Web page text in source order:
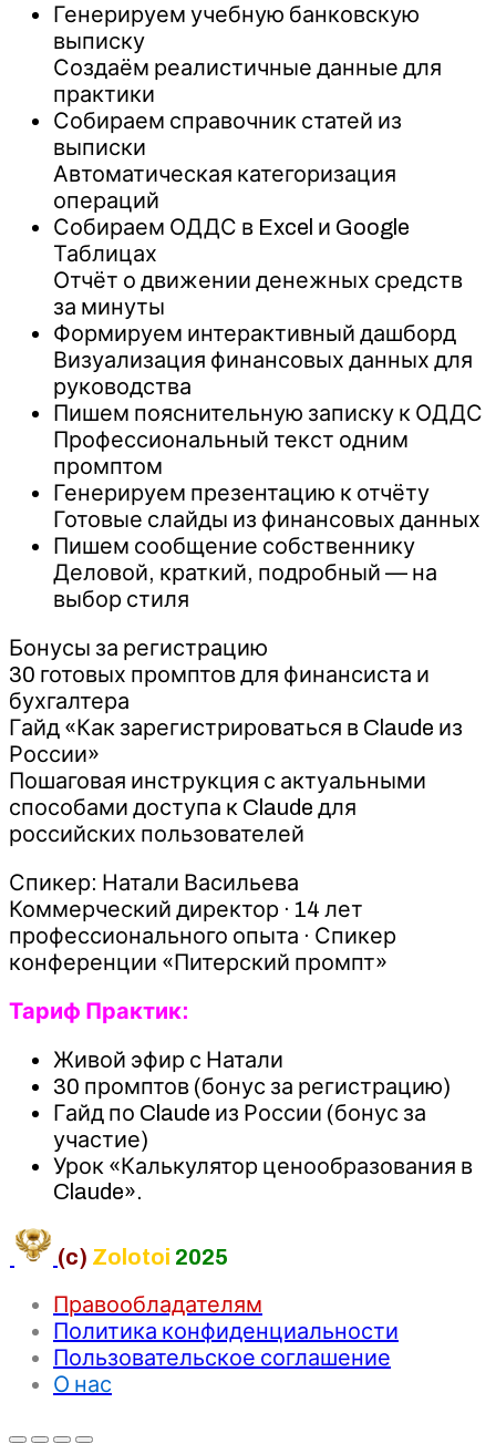
Генерируем учебную банковскую
выписку
Создаём реалистичные данные для
практики
Собираем справочник статей из
выписки
Автоматическая категоризация
операций
Собираем ОДДС в Excel и Google
Таблицах
Отчёт о движении денежных средств
за минуты
Формируем интерактивный дашборд
Визуализация финансовых данных для
руководства
Пишем пояснительную записку к ОДДС
Профессиональный текст одним
промптом
Генерируем презентацию к отчёту
Готовые слайды из финансовых данных
Пишем сообщение собственнику
Деловой, краткий, подробный — на
выбор стиля
Бонусы за регистрацию
30 готовых промптов для финансиста и
бухгалтера
Гайд «Как зарегистрироваться в Claude из
России»
Пошаговая инструкция с актуальными
способами доступа к Claude для
российских пользователей
Спикер: Натали Васильева
Коммерческий директор · 14 лет
профессионального опыта · Спикер
конференции «Питерский промпт»
Тариф Практик:
Живой эфир с Натали
30 промптов (бонус за регистрацию)
Гайд по Claude из России (бонус за
участие)
Урок «Калькулятор ценообразования в
Claude».
(c) Zolotoi 2025
Правообладателям
Политика конфиденциальности
Пользовательское соглашение
О нас